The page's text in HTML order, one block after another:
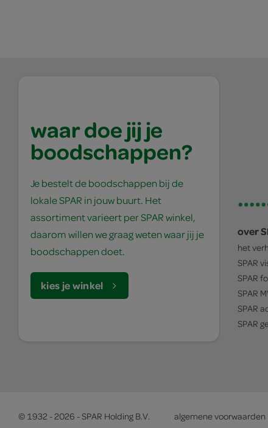
waar doe jij je
boodschappen?
Je bestelt de boodschappen bij de
lokale SPAR in jouw buurt. Het
assortiment varieert per SPAR winkel,
daarom willen we graag weten waar jij je
boodschappen doet.
kies je winkel
over
het
SPAR
SPAR
SPAR
SPAR
SPAR
© 1932 - 2026 - SPAR Holding B.V. algemene voorwaarden